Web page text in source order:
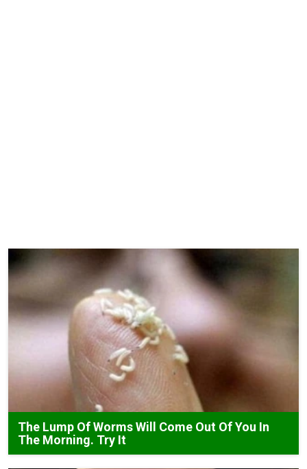
The Lump Of Worms Will Come Out Of You In
The Morning. Try It